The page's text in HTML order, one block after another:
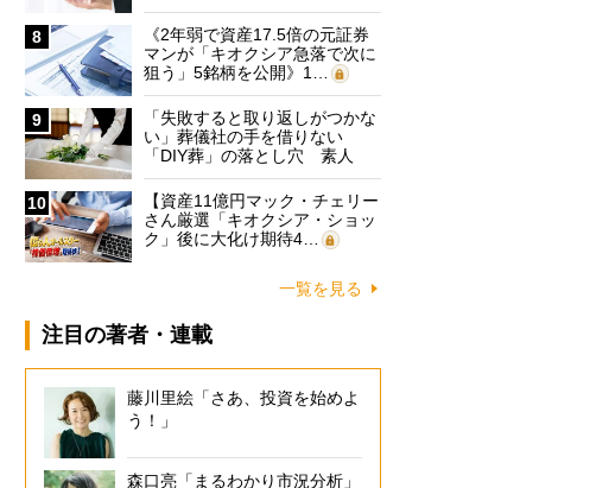
8
《2年弱で資産17.5倍の元証券
マンが「キオクシア急落で次に
狙う」5銘柄を公開》1…
9
「失敗すると取り返しがつかな
い」葬儀社の手を借りない
「DIY葬」の落とし穴 素人
に…
10
【資産11億円マック・チェリー
さん厳選「キオクシア・ショッ
ク」後に大化け期待4…
一覧を見る
注目の著者・連載
藤川里絵「さあ、投資を始めよ
う！」
森口亮「まるわかり市況分析」